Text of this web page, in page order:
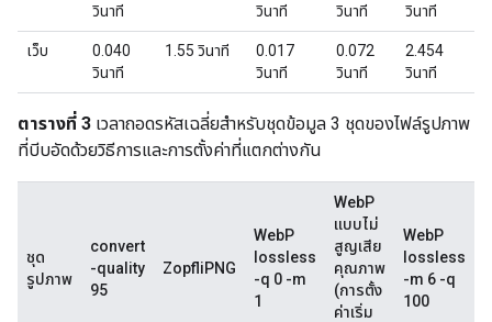
วินาที
วินาที
วินาที
วินาที
เว็บ
0.040
วินาที
1.55 วินาที
0.017
วินาที
0.072
วินาที
2.454
วินาที
ตารางที่ 3 เวลาถอดรหัสเฉลี่ยสำหรับชุดข้อมูล 3 ชุดของไฟล์รูปภาพ
ที่บีบอัดด้วยวิธีการและการตั้งค่าที่แตกต่างกัน
ชุด
รูปภาพ
convert
-quality
95
ZopfliPNG
WebP
lossless
-q 0 -m
1
WebP
แบบไม่
สูญเสีย
คุณภาพ
(การตั้ง
ค่าเริ่ม
WebP
lossless
-m 6 -q
100